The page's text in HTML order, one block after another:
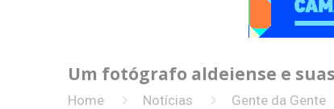
Um fotógrafo aldeiense e
Home Notícias Gente da Gente